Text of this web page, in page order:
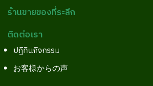
ร้านขายของที่ระลึก
ติดต่อเรา
ปฎิทินกิจกรรม
お客様からの声